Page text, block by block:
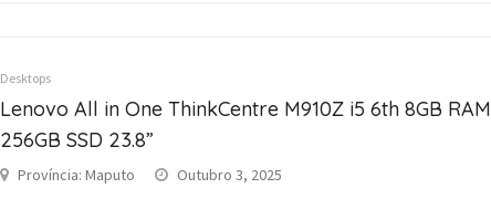
Desktops
Lenovo All in One ThinkCentre M910Z i5 6th 8GB RAM
256GB SSD 23.8”
Província: Maputo Outubro 3, 2025